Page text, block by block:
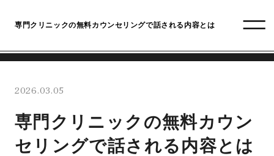
専門クリニックの無料カウンセリングで話される内容とは
2026.03.05
専門クリニックの無料カウン
セリングで話される内容とは